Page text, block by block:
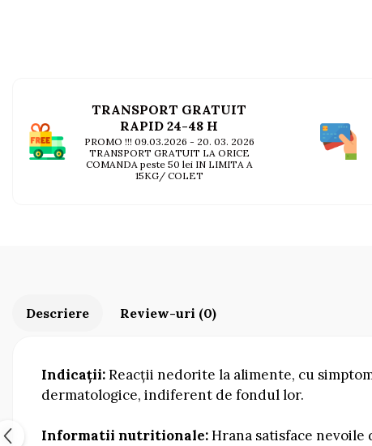
TRANSPORT GRATUIT
RAPID 24-48 H
PROMO !!! 09.03.2026 - 20. 03. 2026
TRANSPORT GRATUIT LA ORICE
COMANDA peste 50 lei IN LIMITA A
15KG/ COLET
Descriere Review-uri (0)
Indicații:Reacții nedorite la alimente, cu
dermatologice, indiferent de fondul lor.
Informatii nutritionale:Hrana satisface